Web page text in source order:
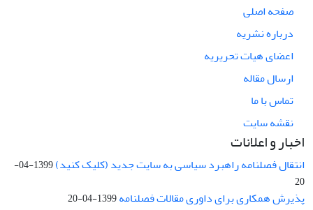
صفحه اصلی
درباره نشریه
اعضای هیات تحریریه
ارسال مقاله
تماس با ما
نقشه سایت
اخبار و اعلانات
انتقال فصلنامه راهبرد سیاسی به سایت جدید (کلیک کنید)
1399-04-
20
پذیرش همکاری برای داوری مقالات فصلنامه1399-04-20